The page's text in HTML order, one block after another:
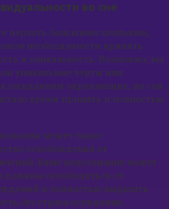
во сне
перхоть большими хлопьями,
необходимости принять
и уникальность. Возможно, вы
уникальные черты или
к ожиданиям окружающих, но сон
время принять и полностью
может также
освобождения от
Ваше подсознание может
должны освободиться от
и полностью выразить
без страха осуждения.